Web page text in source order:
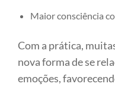
Maior consciência
Com a prática,
nova forma de se
emoções,